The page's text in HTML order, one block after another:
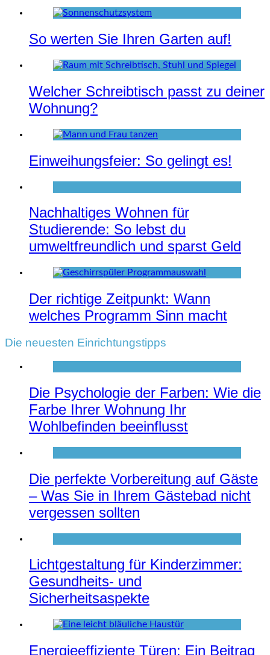
So werten Sie Ihren Garten auf!
Welcher Schreibtisch passt zu deiner
Wohnung?
Einweihungsfeier: So gelingt es!
Nachhaltiges Wohnen für
Studierende: So lebst du
umweltfreundlich und sparst Geld
Der richtige Zeitpunkt: Wann
welches Programm Sinn macht
Die neuesten Einrichtungstipps
Die Psychologie der Farben: Wie die
Farbe Ihrer Wohnung Ihr
Wohlbefinden beeinflusst
Die perfekte Vorbereitung auf Gäste
– Was Sie in Ihrem Gästebad nicht
vergessen sollten
Lichtgestaltung für Kinderzimmer:
Gesundheits- und
Sicherheitsaspekte
Energieeffiziente Türen: Ein Beitrag